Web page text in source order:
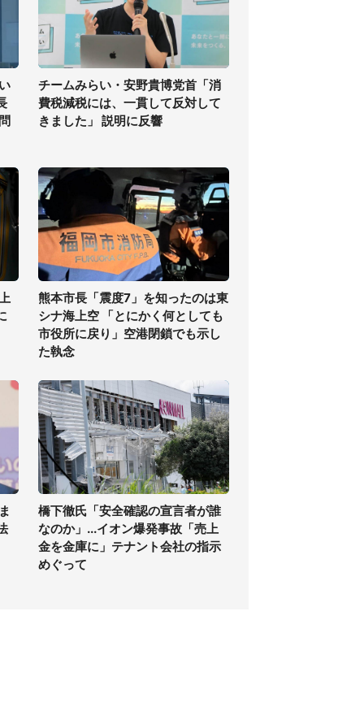
チームみらい・安野貴博党首「消
費税減税には、一貫して反対して
きました」 説明に反響
熊本市長「震度7」を知ったのは東
シナ海上空 「とにかく何としても
市役所に戻り」空港閉鎖でも示し
た執念
橋下徹氏「安全確認の宣言者が誰
なのか」...イオン爆発事故「売上
金を金庫に」テナント会社の指示
めぐって